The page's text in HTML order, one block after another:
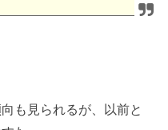
も見られるが、以前と